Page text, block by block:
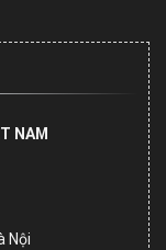
NAM
Nội